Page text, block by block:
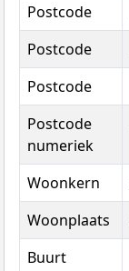
Postcode
Postcode
Postcode
Postcode
numeriek
Woonkern
Woonplaats
Buurt